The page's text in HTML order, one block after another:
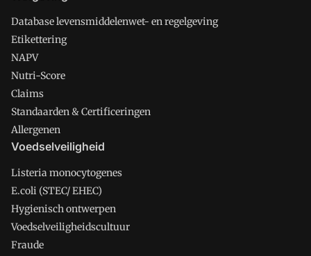
Database levensmiddelenwet- en regelgeving
Etikettering
NAPV
Nutri-Score
Claims
Standaarden & Certificeringen
Allergenen
Voedselveiligheid
Listeria monocytogenes
E.coli (STEC/ EHEC)
Hygienisch ontwerpen
Voedselveiligheidscultuur
Fraude